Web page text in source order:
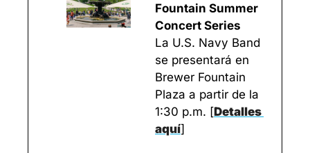
Fountain Summer
Concert Series
La U.S. Navy Band
se presentará en
Brewer Fountain
Plaza a partir de la
1:30 p.m. [Detalles
aquí]